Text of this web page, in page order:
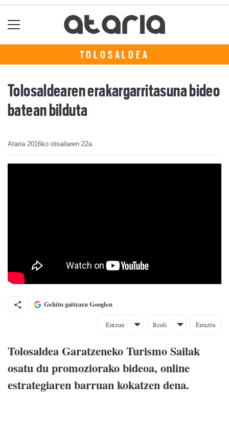
TOLOSALDEA
Tolosaldearen erakargarritasuna bideo
batean bilduta
Ataria 2016ko otsailaren 22a
Gehitu gaitzazu Googlen
Entzun Itzuli Erraztu
Tolosaldea Garatzeneko Turismo Sailak
osatu du promoziorako bideoa, online
estrategiaren barruan kokatzen dena.